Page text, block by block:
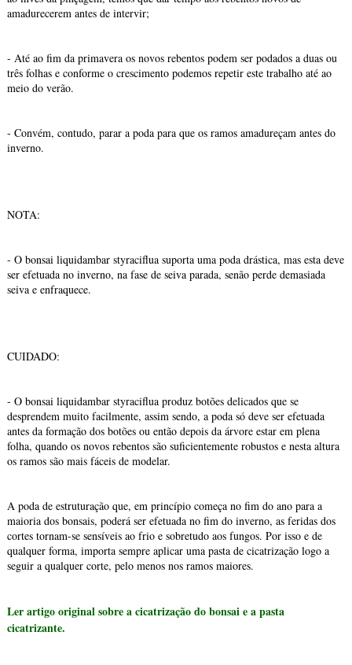
amadurecerem antes de intervir;
- Até ao fim da primavera os novos rebentos podem ser podados a duas ou
três folhas e conforme o crescimento podemos repetir este trabalho até ao
meio do verão.
- Convém, contudo, parar a poda para que os ramos amadureçam antes do
inverno.
NOTA:
- O bonsai liquidambar styraciflua suporta uma poda drástica, mas esta deve
ser efetuada no inverno, na fase de seiva parada, senão perde demasiada
seiva e enfraquece.
CUIDADO:
- O bonsai liquidambar styraciflua produz botões delicados que se
desprendem muito facilmente, assim sendo, a poda só deve ser efetuada
antes da formação dos botões ou então depois da árvore estar em plena
folha, quando os novos rebentos são suficientemente robustos e nesta altura
os ramos são mais fáceis de modelar.
A poda de estruturação que, em princípio começa no fim do ano para a
maioria dos bonsais, poderá ser efetuada no fim do inverno, as feridas dos
cortes tornam-se sensíveis ao frio e sobretudo aos fungos. Por isso e de
qualquer forma, importa sempre aplicar uma pasta de cicatrização logo a
seguir a qualquer corte, pelo menos nos ramos maiores.
Ler artigo original sobre a cicatrização do bonsai e a pasta
cicatrizante.